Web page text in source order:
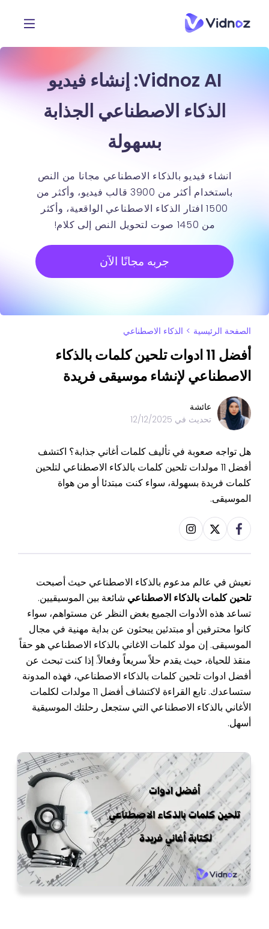
Vidnoz AI: إنشاء فيديو
الذكاء الاصطناعي الجذابة
بسهولة
انشاء فيديو بالذكاء الاصطناعي مجانا من النص
باستخدام أكثر من 3900 قالب فيديو، وأكثر من
1500 افتار الذكاء الاصطناعي الواقعية، وأكثر
من 1450 صوت لتحويل النص إلى كلام!
جربه مجانًا الآن
الصفحة الرئيسية > الذكاء الاصطناعي
أفضل 11 ادوات تلحين كلمات بالذكاء
الاصطناعي لإنشاء موسيقى فريدة
عائشة
تحديث في 12/12/2025
هل تواجه صعوبة في تأليف كلمات أغاني جذابة؟ اكتشف
أفضل 11 مولدات تلحين كلمات بالذكاء الاصطناعي لتلحين
كلمات فريدة بسهولة، سواء كنت مبتدئا أو من هواة
الموسيقى.
نعيش في عالم مدعوم بالذكاء الاصطناعي حيث أصبحت
تلحين كلمات بالذكاء الاصطناعي شائعة بين الموسيقيين.
تساعد هذه الأدوات الجميع بغض النظر عن مستواهم، سواء
كانوا محترفين أو مبتدئين يبحثون عن بداية مهنية في مجال
الموسيقى. إن مولد كلمات الاغاني بالذكاء الاصطناعي هو حقاً
منقذ للحياة، حيث يقدم حلاً سريعاً وفعالاً. إذا كنت تبحث عن
أفضل ادوات تلحين كلمات بالذكاء الاصطناعي، فهذه المدونة
ستساعدك. تابع القراءة لاكتشاف أفضل 11 مولدات لكلمات
الأغاني بالذكاء الاصطناعي التي ستجعل رحلتك الموسيقية
أسهل.